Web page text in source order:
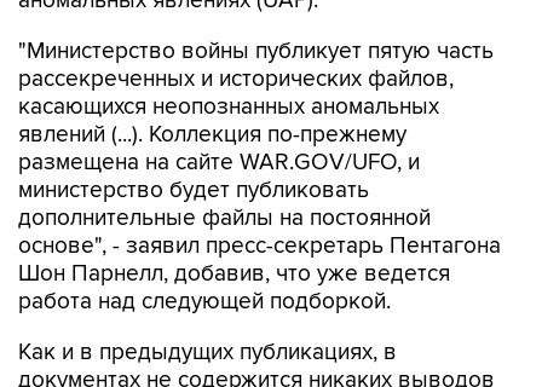
"Министерство войны публикует пятую часть
рассекреченных и исторических файлов,
касающихся неопознанных аномальных
явлений (...). Коллекция по-прежнему
размещена на сайте WAR.GOV/UFO, и
министерство будет публиковать
дополнительные файлы на постоянной
основе", - заявил пресс-секретарь Пентагона
Шон Парнелл, добавив, что уже ведется
работа над следующей подборкой.
Как и в предыдущих публикациях, в
документах не содержится никаких выводов